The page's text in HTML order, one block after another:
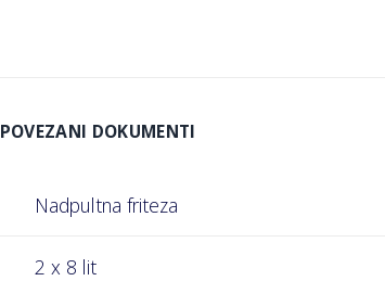
POVEZANI DOKUMENTI
Nadpultna friteza
2 x 8 lit